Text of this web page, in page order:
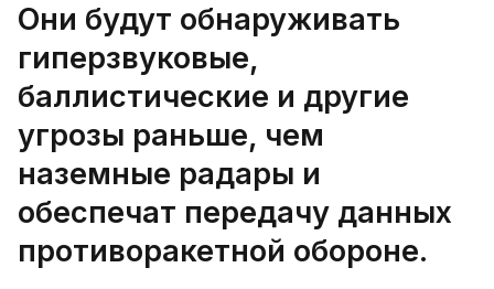
Они будут обнаруживать
гиперзвуковые,
баллистические и другие
угрозы раньше, чем
наземные радары и
обеспечат передачу данных
противоракетной обороне.